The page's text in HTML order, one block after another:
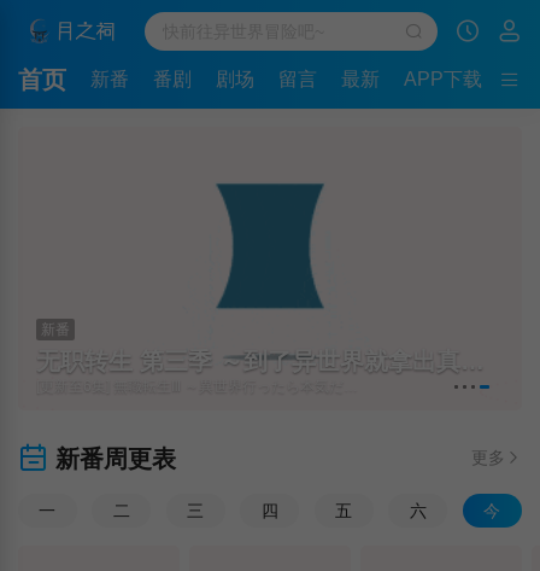
首页 新番 番剧 剧场 留言 最新 APP下载
无职转生 第三季 ～到了异世界就拿出真本事～ 尼古喵喵
新番周更表 更多
一 二 三 四 五 六 今